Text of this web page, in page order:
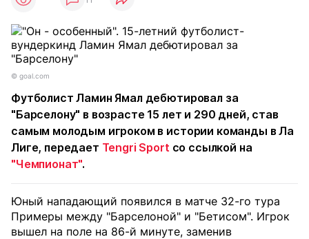
© goal.com
Футболист Ламин Ямал дебютировал за
"Барселону" в возрасте 15 лет и 290 дней, став
самым молодым игроком в истории команды в Ла
Лиге, передает Tengri Sport со ссылкой на
"Чемпионат".
Юный нападающий появился в матче 32-го тура
Примеры между "Барселоной" и "Бетисом". Игрок
вышел на поле на 86-й минуте, заменив